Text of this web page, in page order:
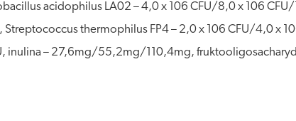
acidophilus LA02 – 4,0 x 106 CFU/8,0 x 106 CFU/
thermophilus FP4 – 2,0 x 106 CFU/4,0 x
inulina – 27,6mg/55,2mg/110,4mg,